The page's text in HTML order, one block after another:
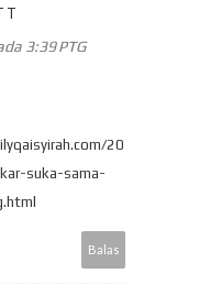
3:39 PTG
20
suka-sama-
Balas